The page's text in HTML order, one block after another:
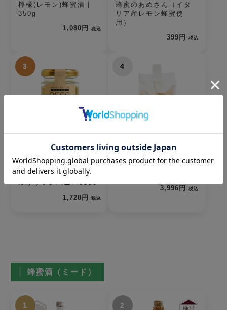
檸檬(レモン)蜂蜜漬｜
350g
1,080円
税込
蜂蜜のあめさん（イタ
リア産レモン蜂蜜使
用）
399円
税込
3
蜜】あかしあ蜂蜜（青
森県弘前市産）シング
1,728円
税込
4
あ蜂蜜｜450g｜国産｜
3,996円
税込
蜂蜜酒（ミード）
1 2